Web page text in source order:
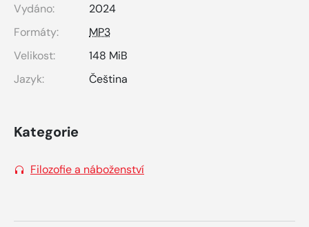
Vydáno:
2024
Formáty:
MP3
Velikost:
148 MiB
Jazyk:
Čeština
Kategorie
Filozofie a náboženství